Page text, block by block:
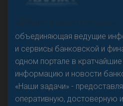
Резкого разворота на
предвидится -
«Н
овости Банков России»
объединяющая ведущие
и сервисы банковской и
одном портале в
информацию и новости
«Наши задачи» -
оперативную, достоверную